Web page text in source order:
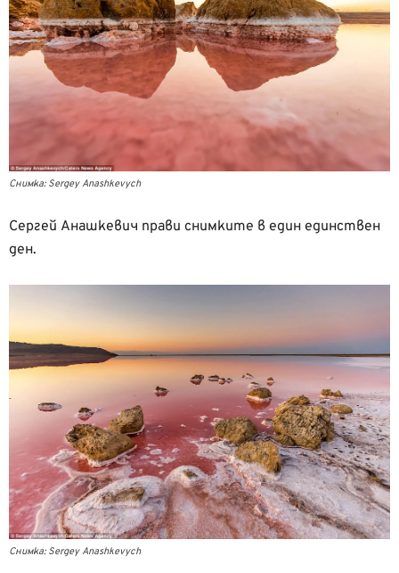
Снимка: Sergey Anashkevych
Сергей Анашкевич прави снимките в един единствен
ден.
Снимка: Sergey Anashkevych